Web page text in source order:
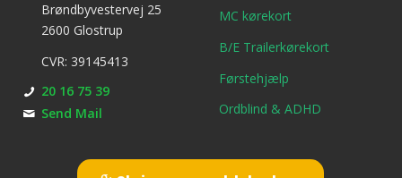
Brøndbyvestervej 25
2600 Glostrup
CVR: 39145413
20 16 75 39
Send Mail
MC kørekort
B/E Trailerkørekort
Førstehjælp
Ordblind & ADHD